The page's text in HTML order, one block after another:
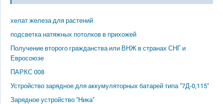
хелат железа для растений
подсветка натяжных потолков в прихожей
Получение второго гражданства или ВНЖ в странах СНГ и
Евросоюзе
ПАРКС 008
Устройство зарядное для аккумуляторных батарей типа "7Д-0,115"
Зарядное устройство "Ника"